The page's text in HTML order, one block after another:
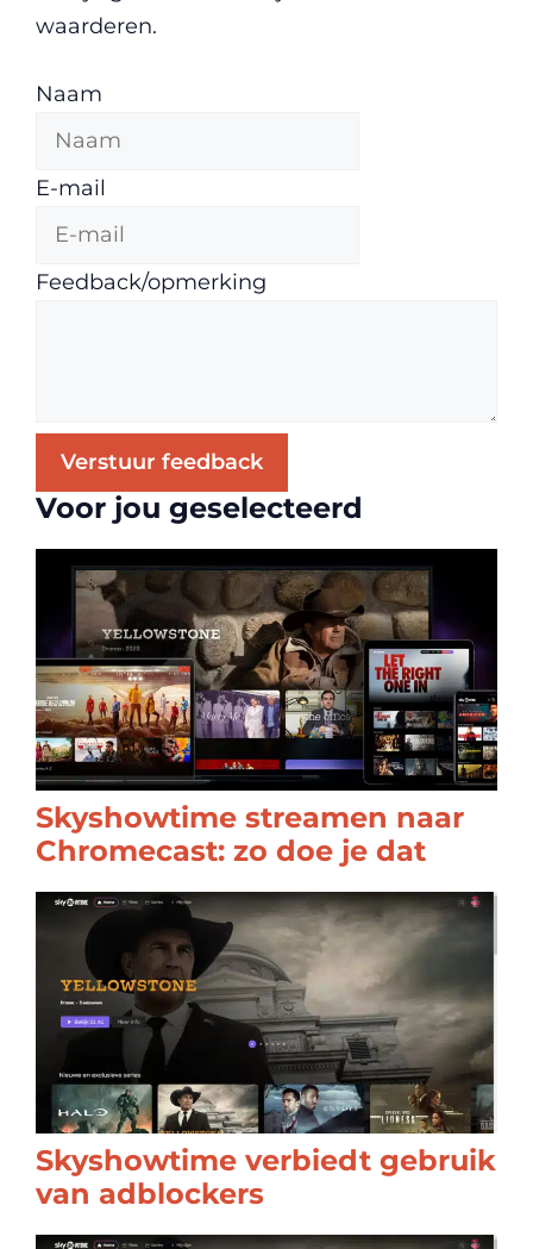
waarderen.
Naam
E-mail
Feedback/opmerking
Verstuur feedback
Voor jou geselecteerd
Skyshowtime streamen naar
Chromecast: zo doe je dat
Skyshowtime verbiedt gebruik
van adblockers